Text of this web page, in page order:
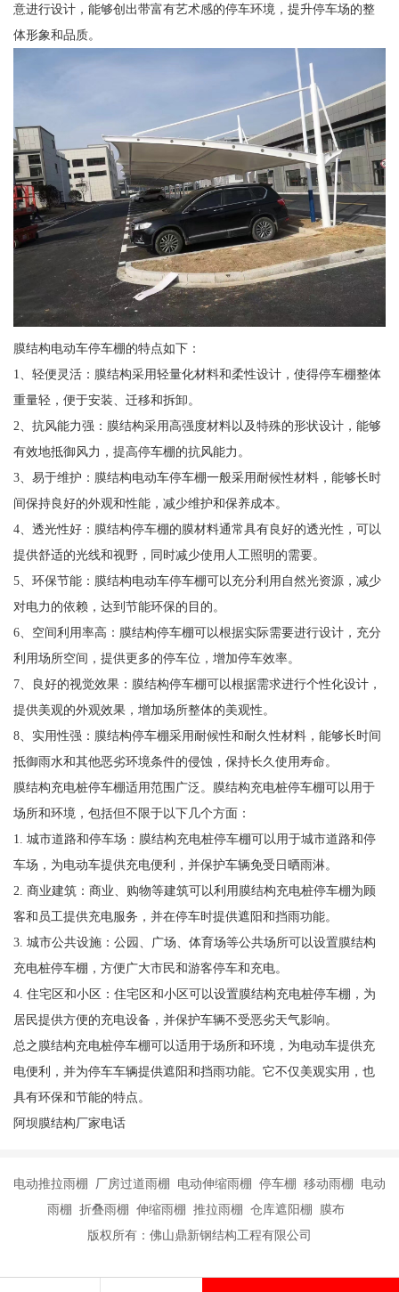
意进行设计，能够创出带富有艺术感的停车环境，提升停车场的整
体形象和品质。
膜结构电动车停车棚的特点如下：
1、轻便灵活：膜结构采用轻量化材料和柔性设计，使得停车棚整体
重量轻，便于安装、迁移和拆卸。
2、抗风能力强：膜结构采用高强度材料以及特殊的形状设计，能够
有效地抵御风力，提高停车棚的抗风能力。
3、易于维护：膜结构电动车停车棚一般采用耐候性材料，能够长时
间保持良好的外观和性能，减少维护和保养成本。
4、透光性好：膜结构停车棚的膜材料通常具有良好的透光性，可以
提供舒适的光线和视野，同时减少使用人工照明的需要。
5、环保节能：膜结构电动车停车棚可以充分利用自然光资源，减少
对电力的依赖，达到节能环保的目的。
6、空间利用率高：膜结构停车棚可以根据实际需要进行设计，充分
利用场所空间，提供更多的停车位，增加停车效率。
7、良好的视觉效果：膜结构停车棚可以根据需求进行个性化设计，
提供美观的外观效果，增加场所整体的美观性。
8、实用性强：膜结构停车棚采用耐候性和耐久性材料，能够长时间
抵御雨水和其他恶劣环境条件的侵蚀，保持长久使用寿命。
膜结构充电桩停车棚适用范围广泛。膜结构充电桩停车棚可以用于
场所和环境，包括但不限于以下几个方面：
1. 城市道路和停车场：膜结构充电桩停车棚可以用于城市道路和停
车场，为电动车提供充电便利，并保护车辆免受日晒雨淋。
2. 商业建筑：商业、购物等建筑可以利用膜结构充电桩停车棚为顾
客和员工提供充电服务，并在停车时提供遮阳和挡雨功能。
3. 城市公共设施：公园、广场、体育场等公共场所可以设置膜结构
充电桩停车棚，方便广大市民和游客停车和充电。
4. 住宅区和小区：住宅区和小区可以设置膜结构充电桩停车棚，为
居民提供方便的充电设备，并保护车辆不受恶劣天气影响。
总之膜结构充电桩停车棚可以适用于场所和环境，为电动车提供充
电便利，并为停车车辆提供遮阳和挡雨功能。它不仅美观实用，也
具有环保和节能的特点。
阿坝膜结构厂家电话
电动推拉雨棚 厂房过道雨棚 电动伸缩雨棚 停车棚 移动雨棚 电动
雨棚 折叠雨棚 伸缩雨棚 推拉雨棚 仓库遮阳棚 膜布
版权所有：佛山鼎新钢结构工程有限公司